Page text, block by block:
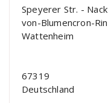
Speyerer Str. -
von-Blumencron-
Wattenheim
67319
Deutschland